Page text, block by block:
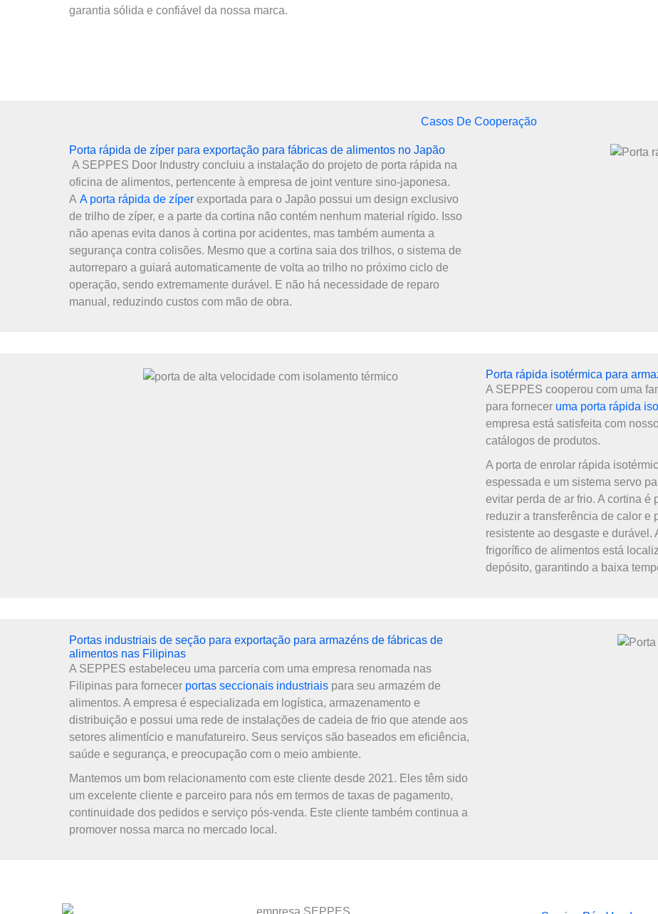
garantia sólida e confiável da nossa marca.
Casos De Cooperação
Porta rápida de zíper para exportação para fábricas de alimentos no Japão
A SEPPES Door Industry concluiu a instalação do projeto de porta rápida na
oficina de alimentos, pertencente à empresa de joint venture sino-japonesa.
A A porta rápida de zíper exportada para o Japão possui um design exclusivo
de trilho de zíper, e a parte da cortina não contém nenhum material rígido. Isso
não apenas evita danos à cortina por acidentes, mas também aumenta a
segurança contra colisões. Mesmo que a cortina saia dos trilhos, o sistema de
autorreparo a guiará automaticamente de volta ao trilho no próximo ciclo de
operação, sendo extremamente durável. E não há necessidade de reparo
manual, reduzindo custos com mão de obra.
Porta rápida isotérmica para
A SEPPES cooperou com uma
para fornecer uma porta rápida
empresa está satisfeita com
catálogos de produtos.
A porta de enrolar rápida
espessada e um sistema servo
evitar perda de ar frio. A cortina
reduzir a transferência de calor e
resistente ao desgaste e durável.
frigorífico de alimentos está
depósito, garantindo a baixa
Portas industriais de seção para exportação para armazéns de fábricas de
alimentos nas Filipinas
A SEPPES estabeleceu uma parceria com uma empresa renomada nas
Filipinas para fornecer portas seccionais industriais para seu armazém de
alimentos. A empresa é especializada em logística, armazenamento e
distribuição e possui uma rede de instalações de cadeia de frio que atende aos
setores alimentício e manufatureiro. Seus serviços são baseados em eficiência,
saúde e segurança, e preocupação com o meio ambiente.
Mantemos um bom relacionamento com este cliente desde 2021. Eles têm sido
um excelente cliente e parceiro para nós em termos de taxas de pagamento,
continuidade dos pedidos e serviço pós-venda. Este cliente também continua a
promover nossa marca no mercado local.